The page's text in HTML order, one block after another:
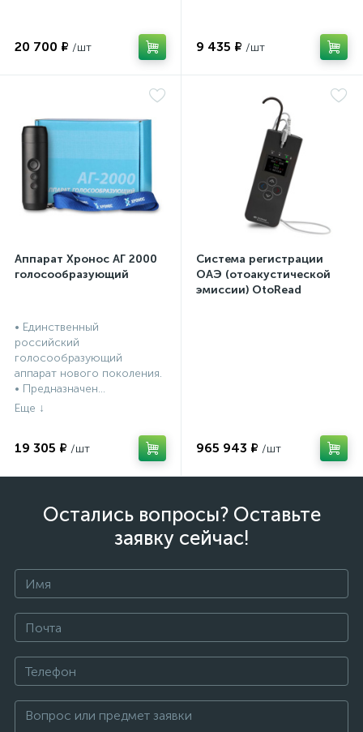
20 700 ₽ 9 435 ₽
Аппарат Хронос АГ 2000
голосообразующий
• Единственный
российский
голосообразующий
аппарат нового поколения.
• Предназначен...
19 305 ₽
Система регистрации
ОАЭ (отоакустической
эмиссии) OtoRead
965 943 ₽
Остались вопросы? Оставьте
заявку сейчас!